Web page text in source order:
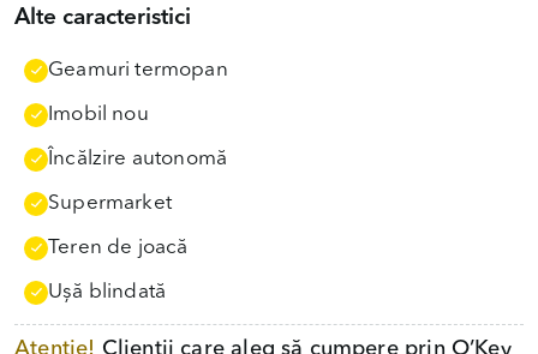
Alte caracteristici
Geamuri termopan
Imobil nou
Încălzire autonomă
Supermarket
Teren de joacă
Uşă blindată
Atenție! Clienții care aleg să cumpere prin O’Key